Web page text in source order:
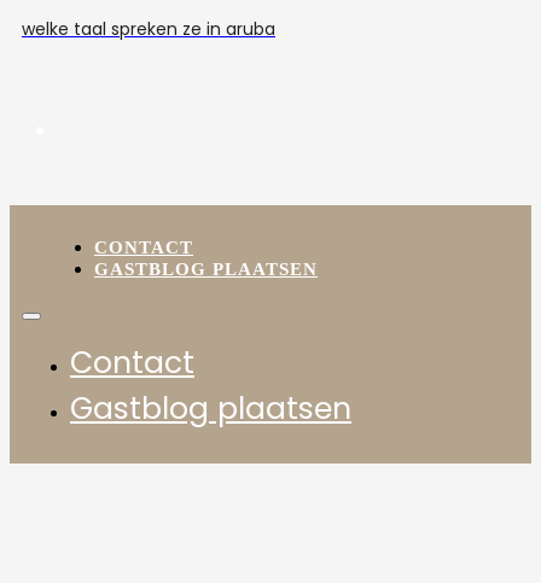
welke taal spreken ze in aruba
CONTACT
GASTBLOG PLAATSEN
Contact
Gastblog plaatsen